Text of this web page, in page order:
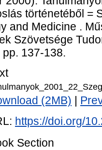
történetéből =
and Medicine .
Szövetsége
137-138.
(2MB)
https://doi.org/
Section